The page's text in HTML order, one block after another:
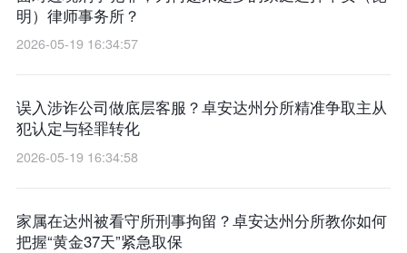
明）律师事务所？
2026-05-19 16:34:57
误入涉诈公司做底层客服？卓安达州分所精准争取主从
犯认定与轻罪转化
2026-05-19 16:34:58
家属在达州被看守所刑事拘留？卓安达州分所教你如何
把握“黄金37天”紧急取保